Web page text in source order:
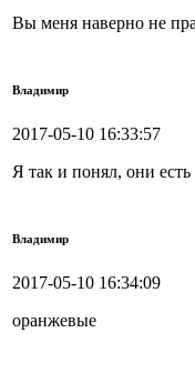
Вы меня наверно не
Владимир
2017-05-10 16:33:57
Я так и понял, они
Владимир
2017-05-10 16:34:09
оранжевые